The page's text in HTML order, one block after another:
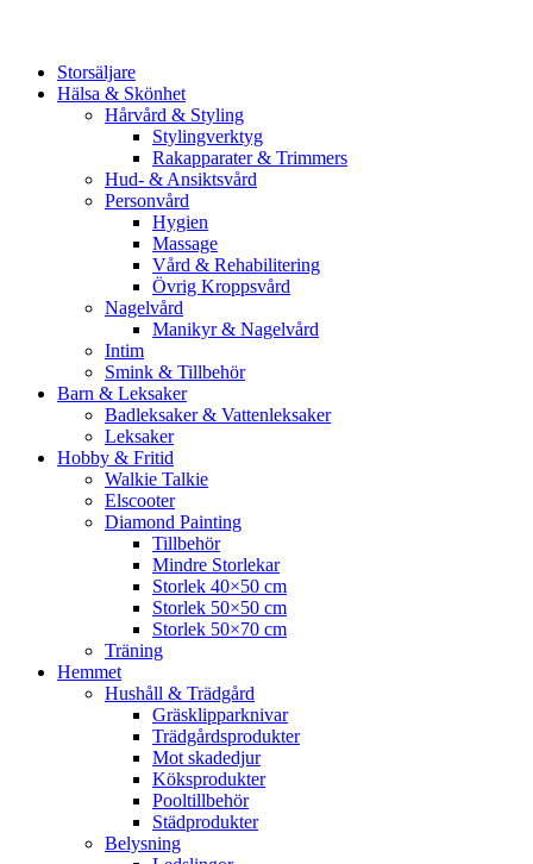
Storsäljare
Hälsa & Skönhet
Hårvård & Styling
Stylingverktyg
Rakapparater & Trimmers
Hud- & Ansiktsvård
Personvård
Hygien
Massage
Vård & Rehabilitering
Övrig Kroppsvård
Nagelvård
Manikyr & Nagelvård
Intim
Smink & Tillbehör
Barn & Leksaker
Badleksaker & Vattenleksaker
Leksaker
Hobby & Fritid
Walkie Talkie
Elscooter
Diamond Painting
Tillbehör
Mindre Storlekar
Storlek 40×50 cm
Storlek 50×50 cm
Storlek 50×70 cm
Träning
Hemmet
Hushåll & Trädgård
Gräsklipparknivar
Trädgårdsprodukter
Mot skadedjur
Köksprodukter
Pooltillbehör
Städprodukter
Belysning